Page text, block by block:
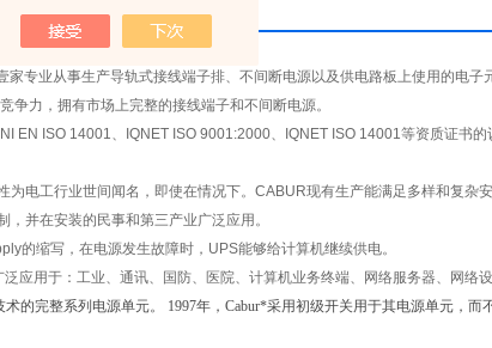
专业从事生产导轨式接线端子排、不间断电源以及供电路板上使用的电子
力，拥有市场上完整的接线端子和不间断电源。
EN ISO 14001、IQNET ISO 9001:2000、IQNET ISO 14001等资质证书
为电工行业世间闻名，即使在情况下。CABUR现有生产能满足多样和复杂
并在安装的民事和第三产业广泛应用。
的缩写，在电源发生故障时，UPS能够给计算机继续供电。
应用于：工业、通讯、国防、医院、计算机业务终端、网络服务器、网络
的完整系列电源单元。 1997年，Cabur*采用初级开关用于其电源单元，而